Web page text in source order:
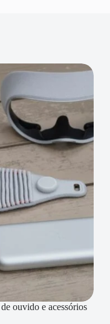
ouvido e acessórios